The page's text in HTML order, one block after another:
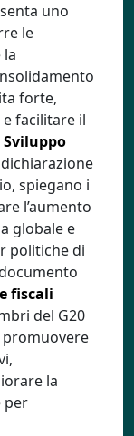
uno
le
forte,
facilitare il
spiegano i
l’aumento
globale e
politiche di
fiscali
del G20
la
per